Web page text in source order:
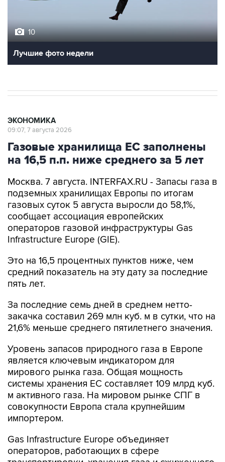
10
Лучшие фото недели
ЭКОНОМИКА
09:07, 7 августа 2026
Газовые хранилища ЕС заполнены
на 16,5 п.п. ниже среднего за 5 лет
Москва. 7 августа. INTERFAX.RU - Запасы газа в
подземных хранилищах Европы по итогам
газовых суток 5 августа выросли до 58,1%,
сообщает ассоциация европейских
операторов газовой инфраструктуры Gas
Infrastructure Europe (GIE).
Это на 16,5 процентных пунктов ниже, чем
средний показатель на эту дату за последние
пять лет.
За последние семь дней в среднем нетто-
закачка составил 269 млн куб. м в сутки, что на
21,6% меньше среднего пятилетнего значения.
Уровень запасов природного газа в Европе
является ключевым индикатором для
мирового рынка газа. Общая мощность
системы хранения ЕС составляет 109 млрд куб.
м активного газа. На мировом рынке СПГ в
совокупности Европа стала крупнейшим
импортером.
Gas Infrastructure Europe объединяет
операторов, работающих в сфере